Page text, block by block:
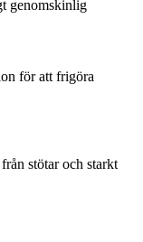
genomskinlig
för att frigöra
stötar och starkt